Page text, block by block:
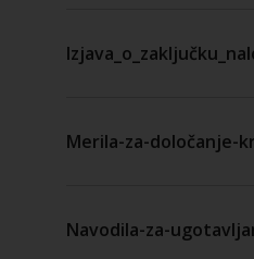
Merila-za-določanje-
Navodila-za-